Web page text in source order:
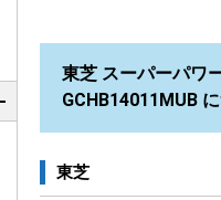
東芝 スーパーパワ
GCHB14011MUB
東芝